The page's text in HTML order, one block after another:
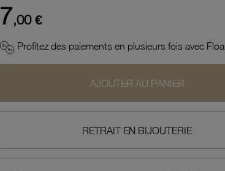
7,00 €
Profitez des paiements en plusieurs fois avec Floa
AJOUTER AU PANIER
RETRAIT EN BIJOUTERIE